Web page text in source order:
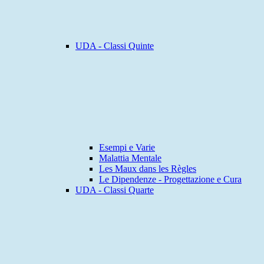
UDA - Classi Quinte
Esempi e Varie
Malattia Mentale
Les Maux dans les Règles
Le Dipendenze - Progettazione e Cura
UDA - Classi Quarte